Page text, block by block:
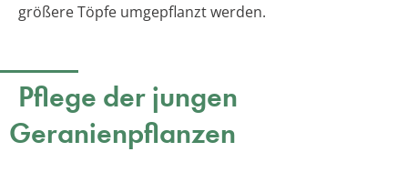
größere Töpfe umgepflanzt werden.
Pflege der jungen
Geranienpflanzen